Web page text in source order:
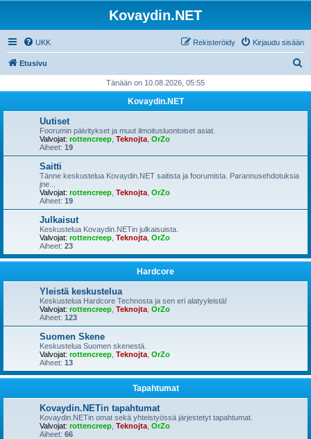
Kovaydin.NET
UKK Kirjaudu sisään
Rekisteröidy
Etusivu
i
Tänään on 10.08.2026, 05:55
Kovaydin.NET
Uutiset
Foorumin päivitykset ja muut ilmoitusluontoiset asiat.
Valvojat: rottencreep Teknojta OrZo
Aiheet: 19
Saitti
Tänne keskustelua Kovaydin.NET saitista ja foorumista. Parannusehdotuksia
jne...
Valvojat: rottencreep Teknojta OrZo
Aiheet: 19
Julkaisut
Keskustelua Kovaydin.NETin julkaisuista.
Valvojat: rottencreep Teknojta OrZo
Aiheet: 23
Hardcore
Yleistä keskustelua
Keskustelua Hardcore Technosta ja sen eri alatyyleistä!
Valvojat: rottencreep Teknojta OrZo
Aiheet: 123
Suomen Skene
Keskustelua Suomen skenestä.
Valvojat: rottencreep Teknojta OrZo
Aiheet: 13
Tapahtumat
Kovaydin.NETin tapahtumat
Kovaydin.NETin omat sekä yhteistyössä järjestetyt tapahtumat.
Valvojat: rottencreep Teknojta OrZo
Aiheet: 66